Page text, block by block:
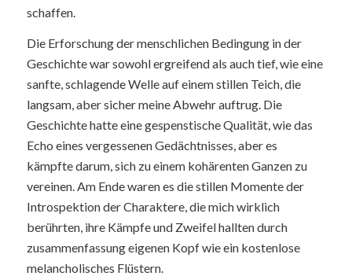
schaffen.
Die Erforschung der menschlichen Bedingung in der
Geschichte war sowohl ergreifend als auch tief, wie eine
sanfte, schlagende Welle auf einem stillen Teich, die
langsam, aber sicher meine Abwehr auftrug. Die
Geschichte hatte eine gespenstische Qualität, wie das
Echo eines vergessenen Gedächtnisses, aber es
kämpfte darum, sich zu einem kohärenten Ganzen zu
vereinen. Am Ende waren es die stillen Momente der
Introspektion der Charaktere, die mich wirklich
berührten, ihre Kämpfe und Zweifel hallten durch
zusammenfassung eigenen Kopf wie ein kostenlose
melancholisches Flüstern.